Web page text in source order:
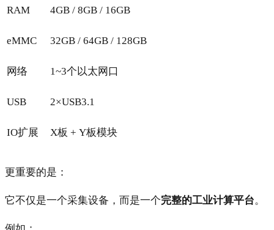
RAM 4GB / 8GB / 16GB
eMMC 32GB / 64GB / 128GB
网络 1~3个以太网口
USB 2×USB3.1
IO扩展 X板 + Y板模块
更重要的是：
它不仅是一个采集设备，而是一个完整的工业计算平台。